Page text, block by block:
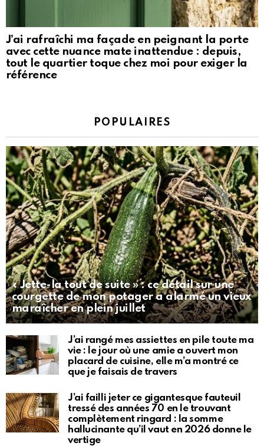
J’ai rafraîchi ma façade en peignant la porte
avec cette nuance mate inattendue : depuis,
tout le quartier toque chez moi pour exiger la
référence
POPULAIRES
« Jette-la tout de suite » : ce détail sur une
courgette de mon potager a alarmé un vieux
maraîcher en plein juillet
J’ai rangé mes assiettes en pile toute ma
vie : le jour où une amie a ouvert mon
placard de cuisine, elle m’a montré ce
que je faisais de travers
J’ai failli jeter ce gigantesque fauteuil
tressé des années 70 en le trouvant
complètement ringard : la somme
hallucinante qu’il vaut en 2026 donne le
vertige